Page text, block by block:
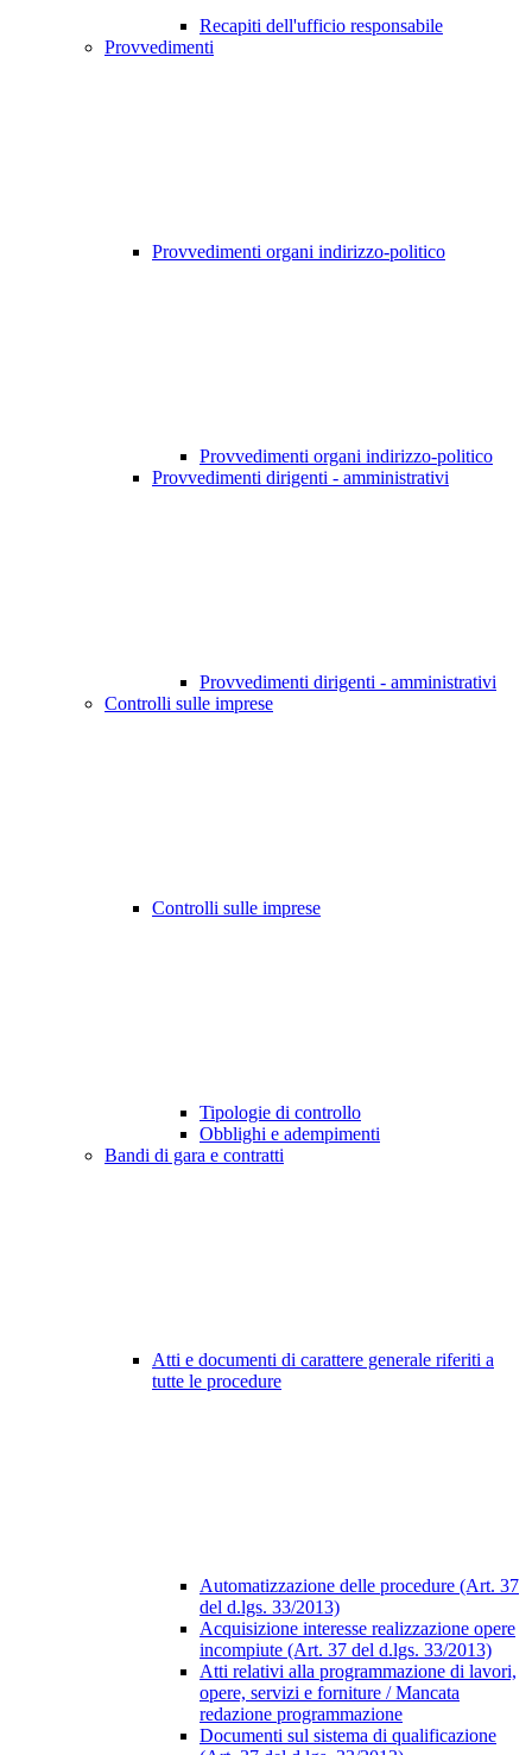
Recapiti dell'ufficio responsabile
Provvedimenti
Provvedimenti organi indirizzo-politico
Provvedimenti organi indirizzo-politico
Provvedimenti dirigenti - amministrativi
Provvedimenti dirigenti - amministrativi
Controlli sulle imprese
Controlli sulle imprese
Tipologie di controllo
Obblighi e adempimenti
Bandi di gara e contratti
Atti e documenti di carattere generale riferiti a
tutte le procedure
Automatizzazione delle procedure (Art. 37
del d.lgs. 33/2013)
Acquisizione interesse realizzazione opere
incompiute (Art. 37 del d.lgs. 33/2013)
Atti relativi alla programmazione di lavori,
opere, servizi e forniture / Mancata
redazione programmazione
Documenti sul sistema di qualificazione